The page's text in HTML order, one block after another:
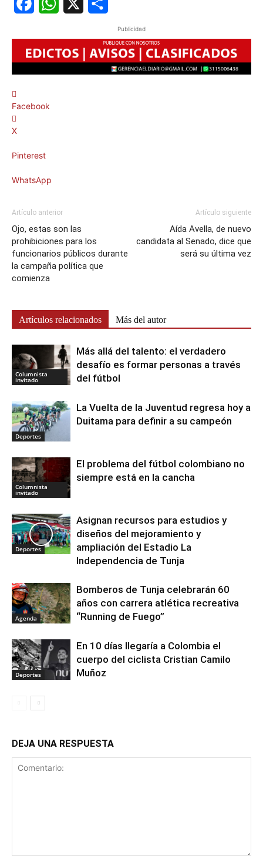
Publicidad
Facebook
X
Pinterest
WhatsApp
Artículo anterior
Ojo, estas son las
prohibiciones para los
funcionarios públicos durante
la campaña política que
comienza
Artículo siguiente
Aída Avella, de nuevo
candidata al Senado, dice que
será su última vez
Artículos relacionados Más del autor
Columnista
invitado
Más allá del talento: el verdadero
desafío es formar personas a través
del fútbol
Deportes
La Vuelta de la Juventud regresa hoy a
Duitama para definir a su campeón
Columnista
invitado
El problema del fútbol colombiano no
siempre está en la cancha
Deportes
Asignan recursos para estudios y
diseños del mejoramiento y
ampliación del Estadio La
Independencia de Tunja
Agenda
Bomberos de Tunja celebrarán 60
años con carrera atlética recreativa
“Running de Fuego”
Deportes
En 10 días llegaría a Colombia el
cuerpo del ciclista Cristian Camilo
Muñoz
DEJA UNA RESPUESTA